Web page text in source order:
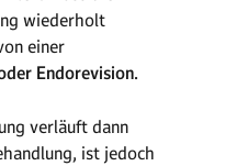
wiederholt
einer
Endorevision.
verläuft dann
ist jedoch